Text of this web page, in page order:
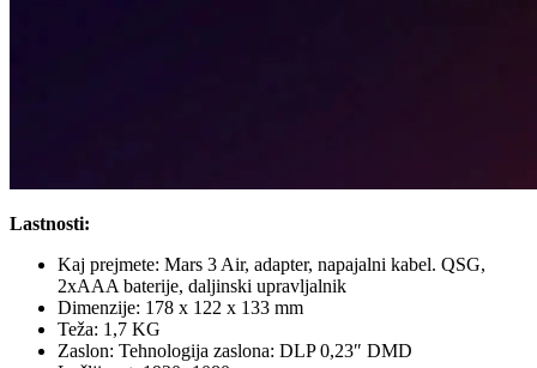
Lastnosti:
Kaj prejmete: Mars 3 Air, adapter, napajalni kabel. QSG,
2xAAA baterije, daljinski upravljalnik
Dimenzije: 178 x 122 x 133 mm
Teža: 1,7 KG
Zaslon: Tehnologija zaslona: DLP 0,23″ DMD